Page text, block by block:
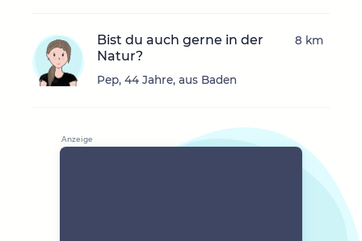
Bist du auch gerne in der
Natur?
Pep, 44 Jahre, aus Baden
8 km